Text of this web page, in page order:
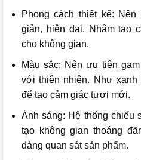
Phong cách thiết kế:
giản, hiện đại. Nhằm tạo
cho không gian.
Màu sắc: Nên ưu tiên
với thiên nhiên. Như xanh
để tạo cảm giác tươi mới.
Ánh sáng: Hệ thống chiếu
tạo không gian thoáng
dàng quan sát sản phẩm.